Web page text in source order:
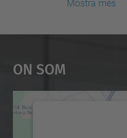
Mostra més
On Som